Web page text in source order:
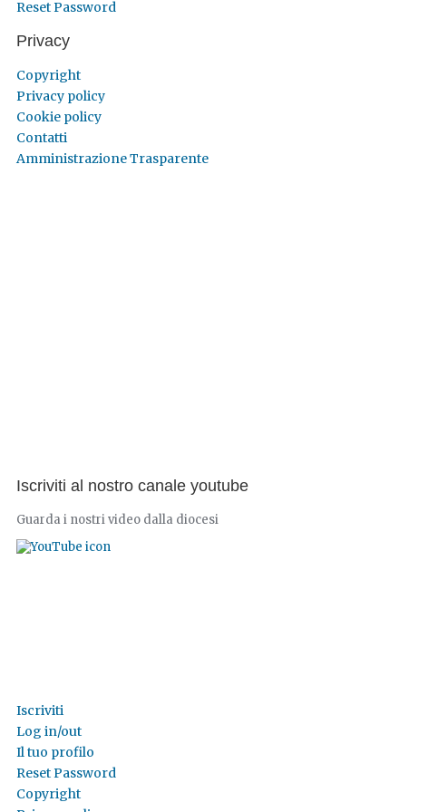
Reset Password
Privacy
Copyright
Privacy policy
Cookie policy
Contatti
Amministrazione Trasparente
Iscriviti al nostro canale youtube
Guarda i nostri video dalla diocesi
Iscriviti
Log in/out
Il tuo profilo
Reset Password
Copyright